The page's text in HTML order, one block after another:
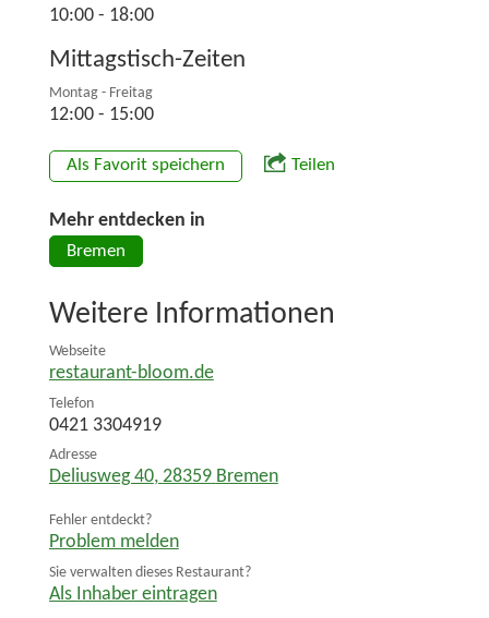
10:00 - 18:00
Mittagstisch-Zeiten
Montag - Freitag
12:00 - 15:00
Als Favorit speichern Teilen
Mehr entdecken in
Bremen
Weitere Informationen
Webseite
restaurant-bloom.de
Telefon
0421 3304919
Adresse
Deliusweg 40, 28359 Bremen
Fehler entdeckt?
Problem melden
Sie verwalten dieses Restaurant?
Als Inhaber eintragen